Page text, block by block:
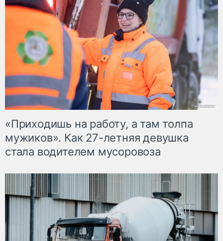
«Приходишь на работу, а там толпа
мужиков». Как 27-летняя девушка
стала водителем мусоровоза